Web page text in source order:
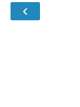
‹